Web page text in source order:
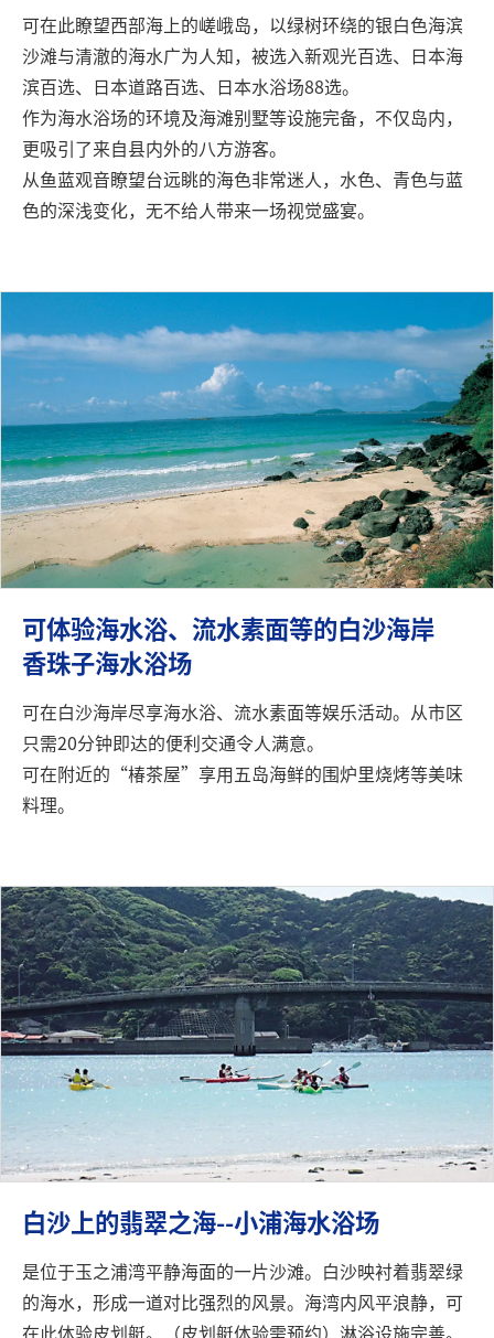
可在此瞭望西部海上的嵯峨岛，以绿树环绕的银白色海滨
沙滩与清澈的海水广为人知，被选入新观光百选、日本海
滨百选、日本道路百选、日本水浴场88选。
作为海水浴场的环境及海滩别墅等设施完备，不仅岛内，
更吸引了来自县内外的八方游客。
从鱼蓝观音瞭望台远眺的海色非常迷人，水色、青色与蓝
色的深浅变化，无不给人带来一场视觉盛宴。
可体验海水浴、流水素面等的白沙海岸
香珠子海水浴场
可在白沙海岸尽享海水浴、流水素面等娱乐活动。从市区
只需20分钟即达的便利交通令人满意。
可在附近的“椿茶屋”享用五岛海鲜的围炉里烧烤等美味
料理。
白沙上的翡翠之海--小浦海水浴场
是位于玉之浦湾平静海面的一片沙滩。白沙映衬着翡翠绿
的海水，形成一道对比强烈的风景。海湾内风平浪静，可